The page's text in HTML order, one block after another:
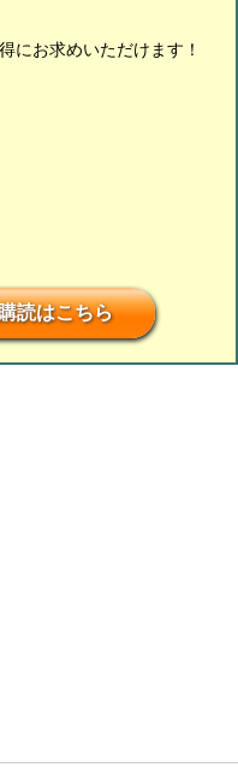
にお求めいただけます！
読はこちら